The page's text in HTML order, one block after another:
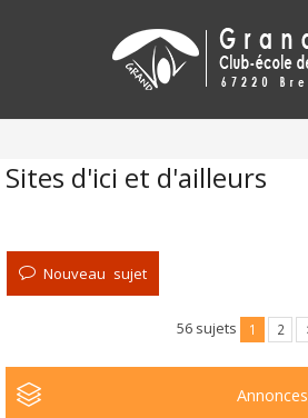
Sites d'ici et d'ailleurs
Nouveau sujet
56 sujets 1 2
Annonces